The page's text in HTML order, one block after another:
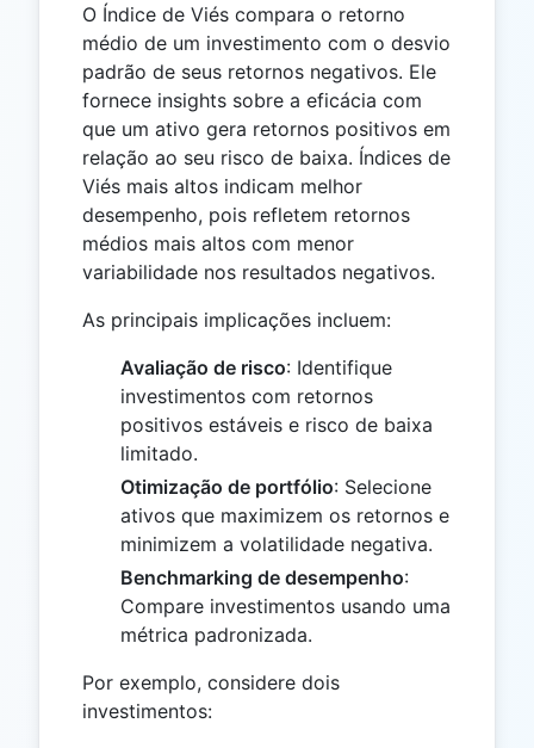
O Índice de Viés compara o retorno
médio de um investimento com o desvio
padrão de seus retornos negativos. Ele
fornece insights sobre a eficácia com
que um ativo gera retornos positivos em
relação ao seu risco de baixa. Índices de
Viés mais altos indicam melhor
desempenho, pois refletem retornos
médios mais altos com menor
variabilidade nos resultados negativos.
As principais implicações incluem:
Avaliação de risco: Identifique
investimentos com retornos
positivos estáveis ​​e risco de baixa
limitado.
Otimização de portfólio: Selecione
ativos que maximizem os retornos e
minimizem a volatilidade negativa.
Benchmarking de desempenho:
Compare investimentos usando uma
métrica padronizada.
Por exemplo, considere dois
investimentos: